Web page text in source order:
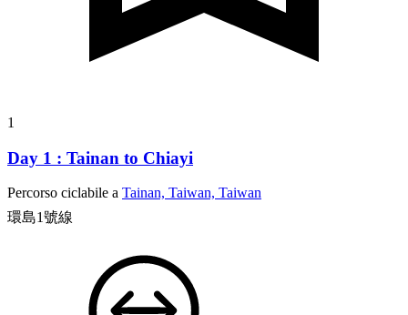
1
Day 1 : Tainan to Chiayi
Percorso ciclabile a Tainan, Taiwan, Taiwan
環島1號線